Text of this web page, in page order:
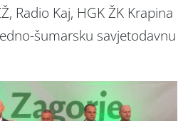
Radio Kaj, HGK ŽK Krapina
šumarsku savjetodavnu